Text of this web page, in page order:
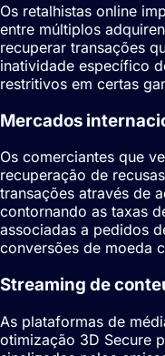
Os retalhistas online
entre múltiplos
recuperar transações
inatividade específico
restritivos em certas
Mercados
Os comerciantes que
recuperação de
transações através de
contornando as taxas
associadas a pedidos
conversões de moeda
Streaming de
As plataformas de
otimização 3D Secure